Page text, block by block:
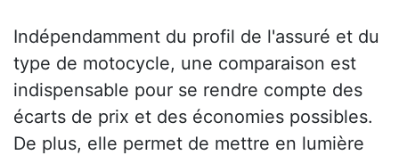
Indépendamment du profil de l'assuré et du
type de motocycle, une comparaison est
indispensable pour se rendre compte des
écarts de prix et des économies possibles.
De plus, elle permet de mettre en lumière